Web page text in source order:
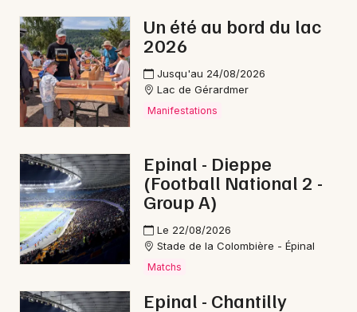
Jeux dans le Grand Est
Newsletter des sorties
Artistes en tournée
Actus à Saint-Dié-des-Vosges
Magazine à Saint-Dié-des-Vosges
Un été au bord du lac
2026
Jusqu'au 24/08/2026
Lac de Gérardmer
Manifestations
Epinal - Dieppe
(Football National 2 -
Group A)
Le 22/08/2026
Stade de la Colombière - Épinal
Matchs
Epinal - Chantilly